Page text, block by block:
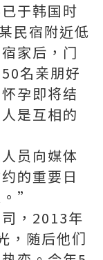
于韩国时
民宿附近低
家后，门
名亲朋好
孕即将结
是互相的
员向媒体
的重要日
”
，2013年
，随后他们